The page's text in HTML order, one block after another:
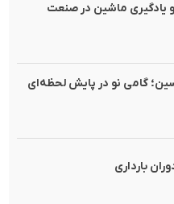
ماشین در صنعت
گامی نو در پایش لحظه‌ای
بارداری